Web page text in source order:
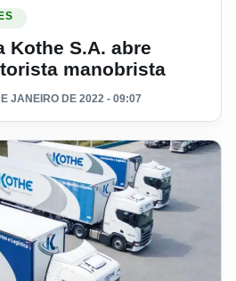
Kothe S.A. abre
manobrista
JANEIRO DE 2022 - 09:07